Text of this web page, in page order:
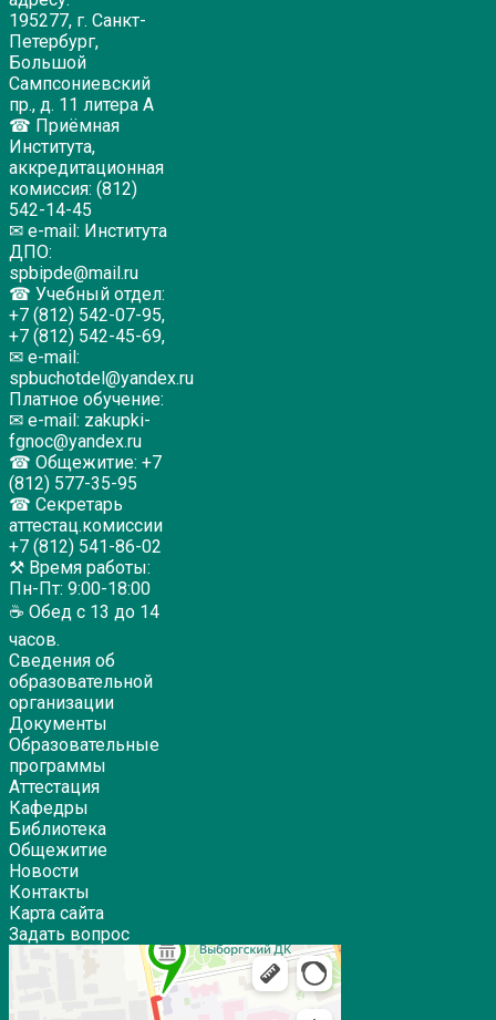
195277, г. Санкт-
Петербург,
Большой
Сампсониевский
пр., д. 11 литера А
☎ Приёмная
Института,
аккредитационная
комиссия: (812)
542-14-45
✉ e-mail: Института
ДПО:
spbipde@mail.ru
☎ Учебный отдел:
+7 (812) 542-07-95,
+7 (812) 542-45-69,
✉ e-mail:
spbuchotdel@yandex.ru
Платное обучение:
✉ e-mail: zakupki-
fgnoc@yandex.ru
☎ Общежитие: +7
(812) 577-35-95
☎ Секретарь
аттестац.комиссии
+7 (812) 541-86-02
⚒ Время работы:
Пн-Пт: 9:00-18:00
☕ Обед с 13 до 14
часов.
Сведения об
образовательной
организации
Документы
Образовательные
программы
Аттестация
Кафедры
Библиотека
Общежитие
Новости
Контакты
Карта сайта
Задать вопрос